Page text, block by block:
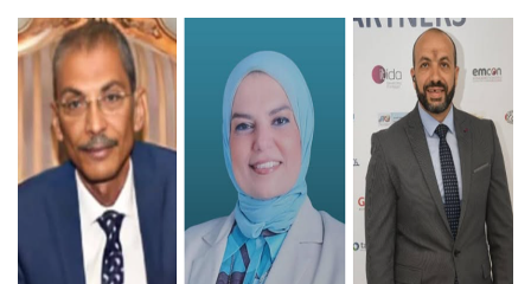
الطلاب
هيئة التدريس
الدراسات العليا
الخريجين